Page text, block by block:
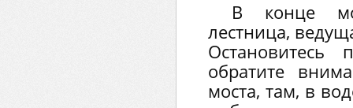
В конце
лестница,
Остановитесь
обратите
моста, там, в